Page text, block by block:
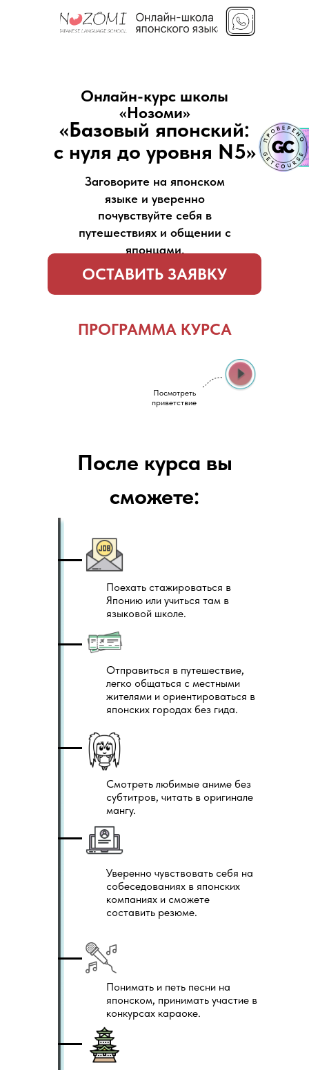
Онлайн-курс школы
«Нозоми»
Заговорите на японском
языке и уверенно
почувствуйте себя в
путешествиях и общении с
японцами.
Посмотреть
приветствие
Play
«Базовый японский:
с нуля до уровня N5»
ПРОГРАММА КУРСА
ОСТАВИТЬ ЗАЯВКУ
Поехать стажироваться в
Японию или учиться там в
языковой школе.
После курса вы
сможете:
Отправиться в путешествие,
легко общаться с местными
жителями и ориентироваться в
японских городах без гида.
Уверенно чувствовать себя на
собеседованиях в японских
компаниях и сможете
составить резюме.
Смотреть любимые аниме без
субтитров, читать в оригинале
мангу.
Понимать и петь песни на
японском, принимать участие в
конкурсах караоке.